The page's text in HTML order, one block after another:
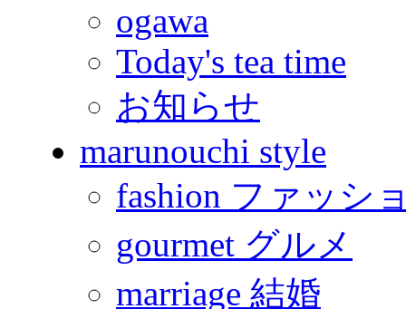
ogawa
Today's tea time
お知らせ
marunouchi style
fashion ファッシ
gourmet グルメ
marriage 結婚